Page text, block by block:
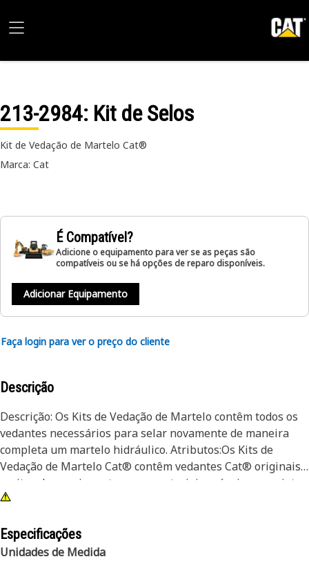
213-2984: Kit de Selos
Kit de Vedação de Martelo Cat®
Marca: Cat
É Compatível?
Adicione o equipamento para ver se as peças são
compatíveis ou se há opções de reparo disponíveis.
Adicionar Equipamento
Faça login para ver o preço do cliente
Descrição
Descrição: Os Kits de Vedação de Martelo contêm todos os
vedantes necessários para selar novamente de maneira
completa um martelo hidráulico. Atributos:Os Kits de
Vedação de Martelo Cat® contêm vedantes Cat® originais,
muitos dos quais contam com materiais próprios e projetos
patenteados para aplicações de temperatura mais amplas
sua aplicação, ajudando a garantir o melhor desempenho e
uma longa vida útil. Além disso, como os Kits de Vedação de
Especificações
Unidades de Medida